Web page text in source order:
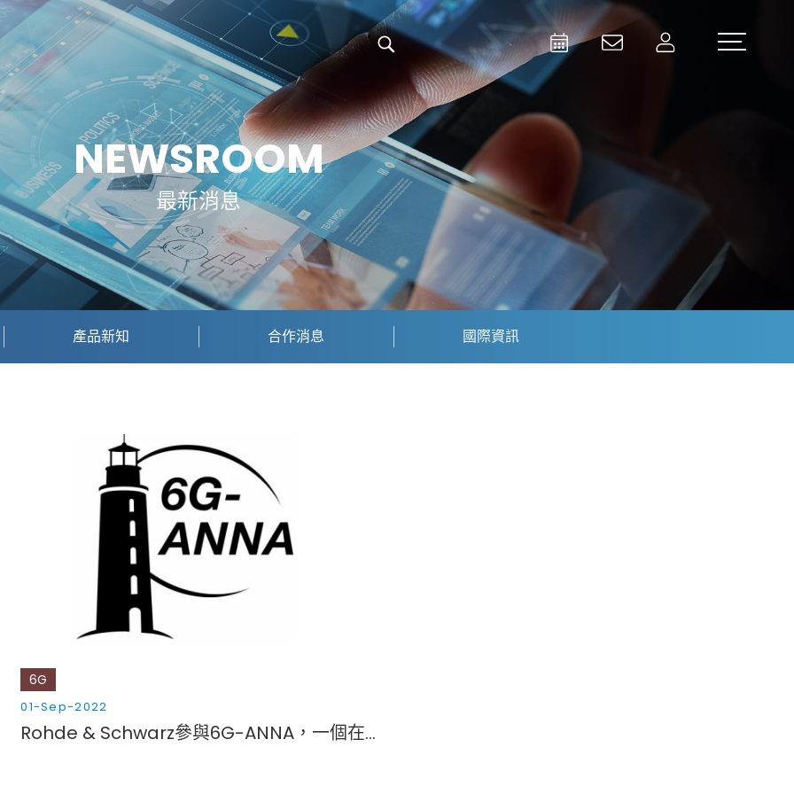
Activities
Contact Us
Member
Test and Measurement
Aerospace | Defense | Security
Broadcast and Media
NEWSROOM
最新消息
產品新知 合作消息 國際資訊
6G
01-Sep-2022
Rohde & Schwarz參與6G-ANNA，一個在德國推進6G的燈塔項目